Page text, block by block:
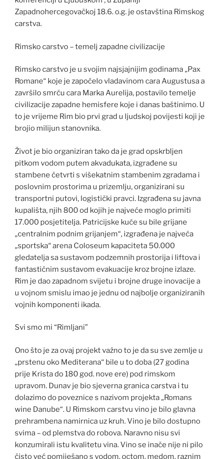
Zapadnohercegovačkoj 18.6. o.g. je ostavština Rimskog
carstva.
Rimsko carstvo – temelj zapadne civilizacije
Rimsko carstvo je u svojim najsjajnijim godinama „Pax
Romane“ koje je započelo vladavinom cara Augustusa a
završilo smrću cara Marka Aurelija, postavilo temelje
civilizacije zapadne hemisfere koje i danas baštinimo. U
to je vrijeme Rim bio prvi grad u ljudskoj povijesti koji je
brojio milijun stanovnika.
Život je bio organiziran tako da je grad opskrbljen
pitkom vodom putem akvadukata, izgrađene su
stambene četvrti s višekatnim stambenim zgradama i
poslovnim prostorima u prizemlju, organizirani su
transportni putovi, logistički pravci. Izgrađena su javna
kupališta, njih 800 od kojih je najveće moglo primiti
17.000 posjetitelja. Patricijske kuće su bile grijane
„centralnim podnim grijanjem“, izgrađena je najveća
„sportska“ arena Coloseum kapaciteta 50.000
gledatelja sa sustavom podzemnih prostorija i liftova i
fantastičnim sustavom evakuacije kroz brojne izlaze.
Rim je dao zapadnom svijetu i brojne druge inovacije a
u vojnom smislu imao je jednu od najbolje organiziranih
vojnih komponenti ikada.
Svi smo mi “Rimljani”
Ono što je za ovaj projekt važno to je da su sve zemlje u
„prstenu oko Mediterana“ bile u to doba (27 godina
prije Krista do 180 god. nove ere) pod rimskom
upravom. Dunav je bio sjeverna granica carstva i tu
dolazimo do poveznice s nazivom projekta „Romans
wine Danube“. U Rimskom carstvu vino je bilo glavna
prehrambena namirnica uz kruh. Vino je bilo dostupno
svima – od plemstva do robova. Naravno nisu svi
konzumirali istu kvalitetu vina. Vino se inače nije ni pilo
čisto već pomiješano s vodom, octom, medom, raznim